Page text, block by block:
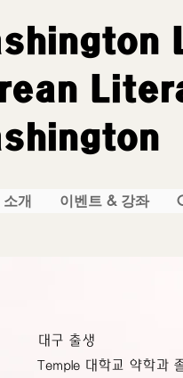
개 이벤트 & 강좌
대구 출생
Temple 대학교 약학과